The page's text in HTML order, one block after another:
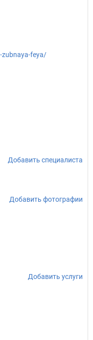
feya/
Добавить специалиста
Добавить фотографии
Добавить услуги